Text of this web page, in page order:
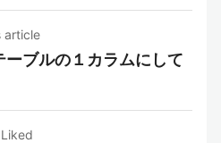
article
ブルの１カラムにして